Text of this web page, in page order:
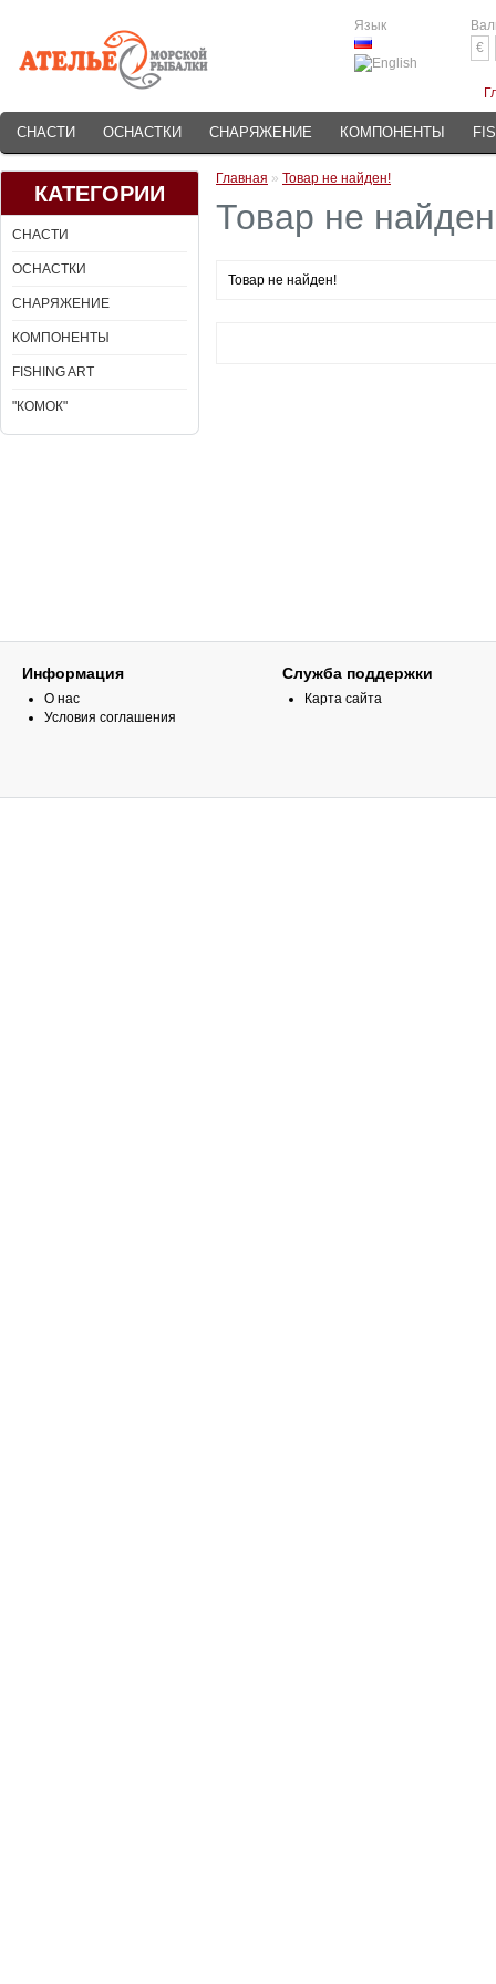
Язык
€
СНАСТИ ОСНАСТКИ СНАРЯЖЕНИЕ КОМПОНЕНТЫ
КАТЕГОРИИ
СНАСТИ
ОСНАСТКИ
СНАРЯЖЕНИЕ
КОМПОНЕНТЫ
FISHING ART
"КОМОК"
Главная » Товар не найден!
Товар не
Товар не найден!
Информация
О нас
Условия соглашения
Служба поддержки
Карта сайта